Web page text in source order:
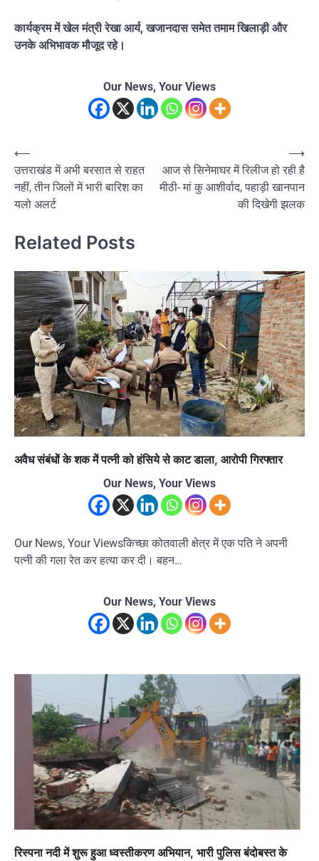
कार्यक्रम में खेल मंत्री रेखा आर्य, खजानदास समेत तमाम खिलाड़ी और
उनके अभिभावक मौजूद रहे।
Our News, Your Views
Post
navigation
⟵
उत्तराखंड में अभी बरसात से राहत
नहीं, तीन जिलों में भारी बारिश का
यलो अलर्ट
आज से सिनेमाघर में रिलीज हो रही है
मीठी- मां कु आशीर्वाद, पहाड़ी खानपान
की दिखेगी झलक
⟶
Related Posts
अवैध संबंधों के शक में पत्नी को हंसिये से काट डाला, आरोपी गिरफ्तार
Our News, Your Views
Our News, Your Viewsकिच्छा कोतवाली क्षेत्र में एक पति ने अपनी
पत्नी की गला रेत कर हत्या कर दी। बहन…
Our News, Your Views
रिस्पना नदी में शुरू हुआ ध्वस्तीकरण अभियान, भारी पुलिस बंदोबस्त के